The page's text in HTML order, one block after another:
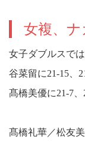
女複、
女子ダブルスで
谷菜留に21-15、
髙橋美優に21-7、
髙橋礼華／松友